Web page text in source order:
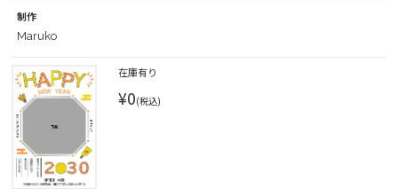
制作
Maruko
在庫有り
¥0(税込)